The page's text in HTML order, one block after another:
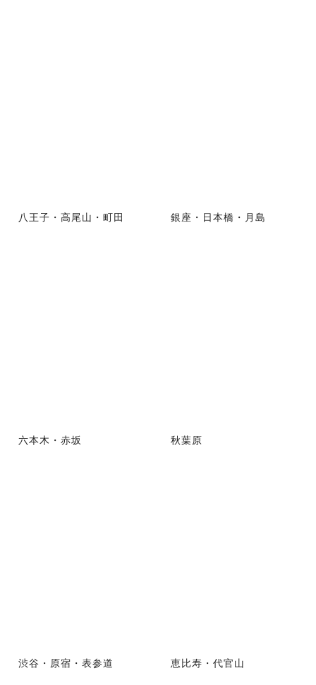
八王子・高尾山・町田 銀座・日本橋・月島
六本木・赤坂 秋葉原
渋谷・原宿・表参道 恵比寿・代官山